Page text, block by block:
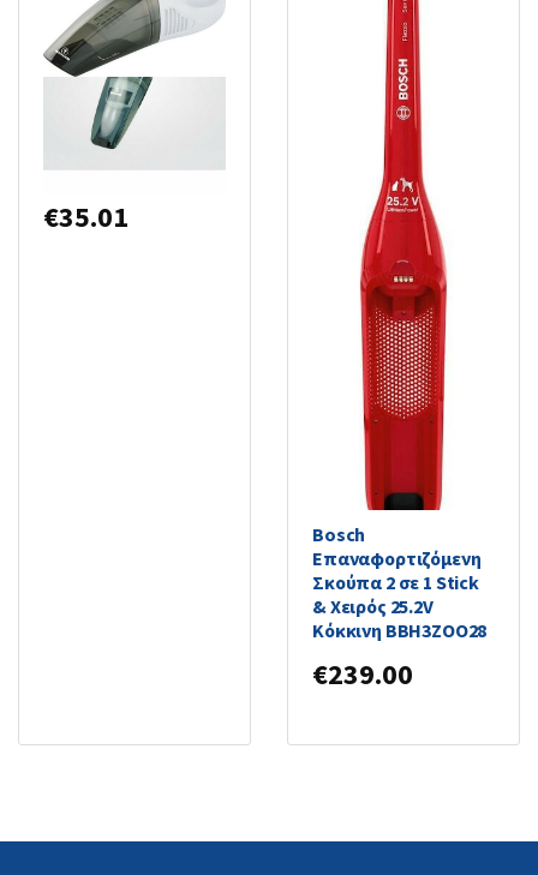
Human
Επαναφορτιζόμενο
Σκουπάκι Χειρός 6V
Λευκό HU634
€35.01
Bosch
Επαναφορτιζόμενη
Σκούπα 2 σε 1 Stick
& Χειρός 25.2V
Κόκκινη BBH3ZOO28
€239.00